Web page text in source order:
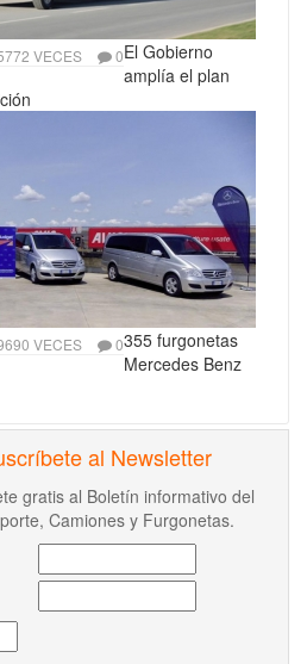
VECES 0El Gobierno
amplía el plan
VECES 0355 furgonetas
Mercedes Benz
al Newsletter
gratis al Boletín informativo del
Camiones y Furgonetas.